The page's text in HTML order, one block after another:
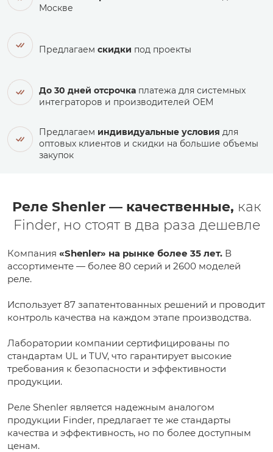
Москве
Предлагаем скидки под проекты
До 30 дней отсрочка платежа для системных
интеграторов и производителей ОЕМ
Предлагаем индивидуальные условия для
оптовых клиентов и скидки на большие объемы
закупок
Реле Shenler — качественные, как
Finder, но стоят в два раза дешевле
Компания «Shenler» на рынке более 35 лет. В
ассортименте — более 80 серий и 2600 моделей
реле.
Использует 87 запатентованных решений и проводит
контроль качества на каждом этапе производства.
Лаборатории компании сертифицированы по
стандартам UL и TUV, что гарантирует высокие
требования к безопасности и эффективности
продукции.
Реле Shenler является надежным аналогом
продукции Finder, предлагает те же стандарты
качества и эффективность, но по более доступным
ценам.